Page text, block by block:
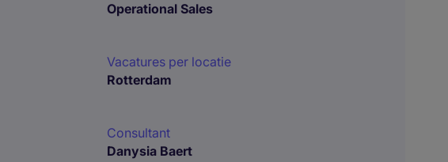
Operational Sales
Vacatures per locatie
Rotterdam
Consultant
Danysia Baert